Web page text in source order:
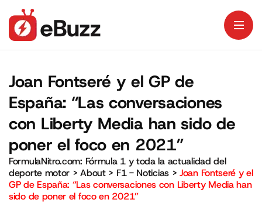
Joan Fontseré y el GP de
España: “Las conversaciones
con Liberty Media han sido de
poner el foco en 2021”
FormulaNitro.com: Fórmula 1 y toda la actualidad del
deporte motor >About> F1 - Noticias>Joan Fontseré y el
GP de España: “Las conversaciones con Liberty Media han
sido de poner el foco en 2021”